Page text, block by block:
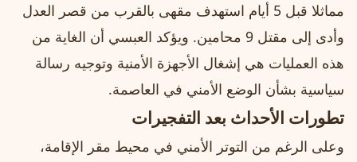
مماثلا قبل 5 أيام استهدف مقهى بالقرب من قصر العدل
وأدى إلى مقتل 9 محامين. ويؤكد العبسي أن الغاية من
هذه العمليات هي إشغال الأجهزة الأمنية وتوجيه رسالة
سياسية بشأن الوضع الأمني في العاصمة.
تطورات الأحداث بعد التفجيرات
وعلى الرغم من التوتر الأمني في محيط مقر الإقامة،